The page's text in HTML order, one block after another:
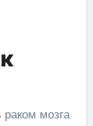
мозга